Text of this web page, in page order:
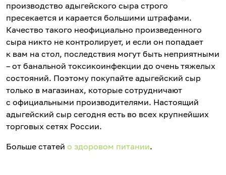
производство адыгейского сыра строго
пресекается и карается большими штрафами.
Качество такого неофициально произведенного
сыра никто не контролирует, и если он попадает
к вам на стол, последствия могут быть неприятными
– от банальной токсикоинфекции до очень тяжелых
состояний. Поэтому покупайте адыгейский сыр
только в магазинах, которые сотрудничают
с официальными производителями. Настоящий
адыгейский сыр сегодня есть во всех крупнейших
торговых сетях России.
Больше статей о здоровом питании.